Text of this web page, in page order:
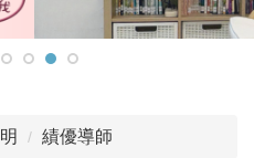
績優導師